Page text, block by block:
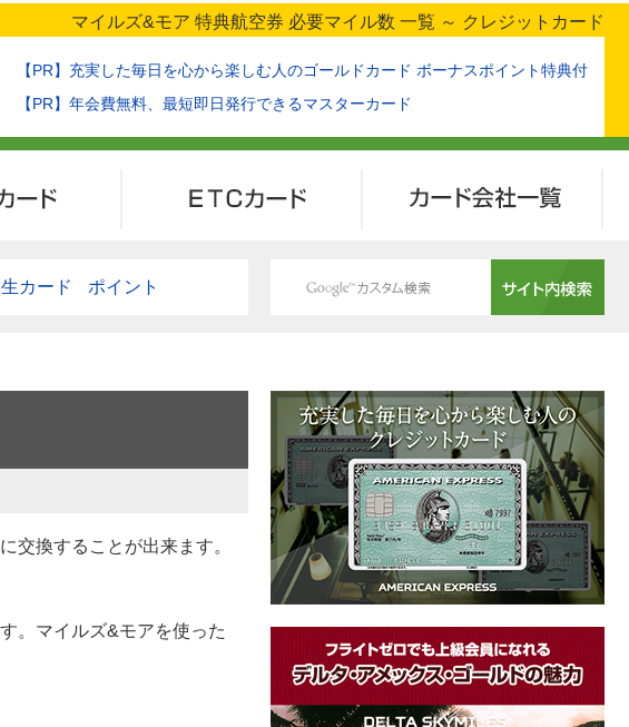
マイルズ&モア 特典航空券 必要マイル数 一覧 ～ クレジットカード
交換することが出来ます。
。マイルズ&モアを使った
【PR】充実した毎日を心から楽しむ人のゴールドカード ボーナスポイント特典付
【PR】年会費無料、最短即日発行できるマスターカード
カード ポイント